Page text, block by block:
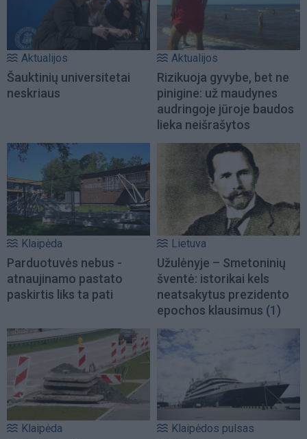
Aktualijos
Šauktinių universitetai
neskriaus
Aktualijos
Rizikuoja gyvybe, bet ne
pinigine: už maudynes
audringoje jūroje baudos
lieka neišrašytos
Klaipėda
Parduotuvės nebus -
atnaujinamo pastato
paskirtis liks ta pati
Lietuva
Užulėnyje – Smetoninių
šventė: istorikai kels
neatsakytus prezidento
epochos klausimus (1)
Klaipėda Klaipėdos pulsas